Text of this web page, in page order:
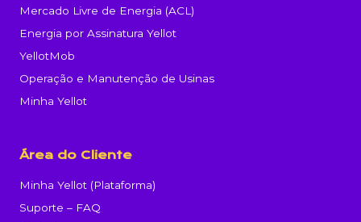
Mercado Livre de Energia (ACL)
Energia por Assinatura Yellot
YellotMob
Operação e Manutenção de Usinas
Minha Yellot
Área do Cliente
Minha Yellot (Plataforma)
Suporte – FAQ